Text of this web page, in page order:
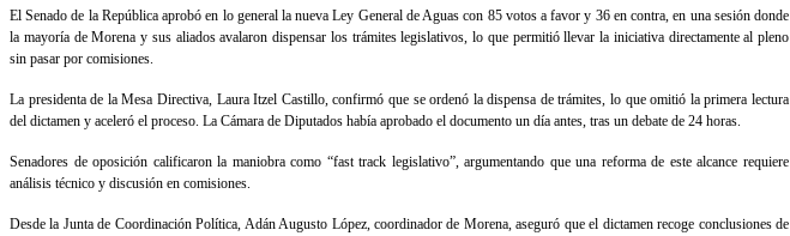
El Senado de la República aprobó en lo general la nueva Ley General de Aguas con 85 votos a favor y 36 en contra, en una sesión donde
la mayoría de Morena y sus aliados avalaron dispensar los trámites legislativos, lo que permitió llevar la iniciativa directamente al pleno
sin pasar por comisiones.
La presidenta de la Mesa Directiva, Laura Itzel Castillo, confirmó que se ordenó la dispensa de trámites, lo que omitió la primera lectura
del dictamen y aceleró el proceso. La Cámara de Diputados había aprobado el documento un día antes, tras un debate de 24 horas.
Senadores de oposición calificaron la maniobra como “fast track legislativo”, argumentando que una reforma de este alcance requiere
análisis técnico y discusión en comisiones.
Desde la Junta de Coordinación Política, Adán Augusto López, coordinador de Morena, aseguró que el dictamen recoge conclusiones de